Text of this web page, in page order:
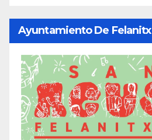
Ayuntamiento De Felanitx